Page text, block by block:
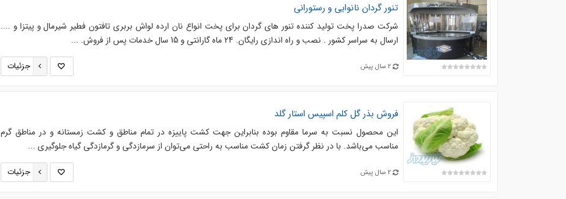
تنور گردان نانوایی و رستورانی
شرکت صدرا پخت تولید کننده تنور های گردان برای پخت انواع نان ارده لواش بربری تافتون فطیر شیرمال و پیتزا و ....
ارسال به سراسر کشور . نصب و راه اندازی رایگان. 24 ماه گارانتی و 15 سال خدمات پس از فروش. ...
2 سال پیش جزئیات
فروش بذر گل کلم اسپیس استار گلد
این محصول نسبت به سرما مقاوم بوده بنابراین جهت کشت پاییزه در تمام مناطق و کشت زمستانه و در مناطق گرم
مناسب می‌باشد. با در نظر گرفتن زمان کشت مناسب به راحتی می‌توان از سرمازدگی و گرمازدگی گیاه جلوگیری ...
2 سال پیش جزئیات